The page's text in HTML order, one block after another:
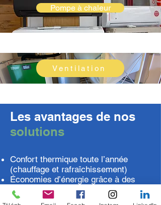
Pompe à chaleur
Ventilation
Les avantages de nos
solutions
Confort thermique toute l’année
(chauffage et rafraîchissement)
Économies d’énergie grâce à des
équipements performants
Air intérieur plus sain (filtration,